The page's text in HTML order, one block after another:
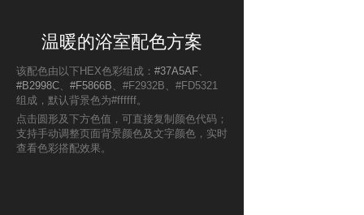
温暖的浴室配色方案
该配色由以下HEX色彩组成： #37A5AF、
#B2998C、 #F5866B 、#F2932B、#FD5321
组成，默认背景色为#ffffff。
点击圆形及下方色值，可直接复制颜色代码；
支持手动调整页面背景颜色及文字颜色，实时
查看色彩搭配效果。